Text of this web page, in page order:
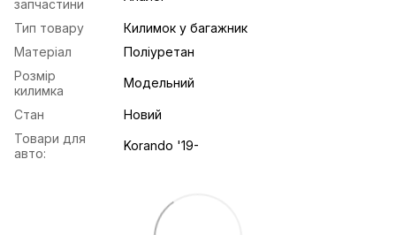
запчастини
Тип товару
Килимок у багажник
Матеріал
Поліуретан
Розмір
килимка
Модельний
Стан
Новий
Товари для
авто:
Korando '19-